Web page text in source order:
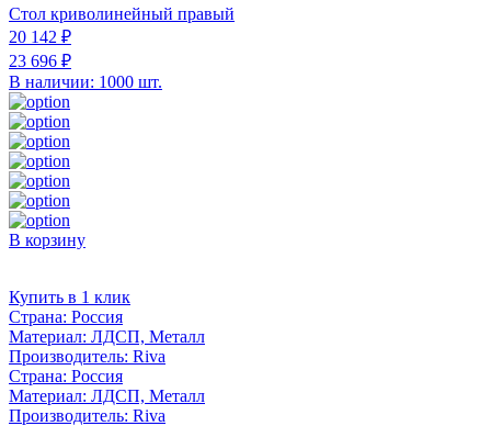
Стол криволинейный правый
20 142 ₽
23 696 ₽
В наличии: 1000 шт.
В корзину
Купить в 1 клик
Страна: Россия
Материал: ЛДСП, Металл
Производитель: Riva
Страна: Россия
Материал: ЛДСП, Металл
Производитель: Riva